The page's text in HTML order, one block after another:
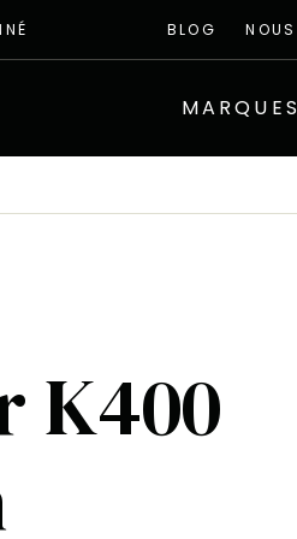
BLOG NOUS
MARQUES
K400